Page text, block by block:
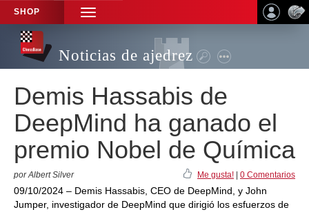
SHOP
TOGGLE
NAVIGATION
Noticias de ajedrez
Demis Hassabis de
DeepMind ha ganado el
premio Nobel de Química
por Albert Silver Me gusta! 0 Comentarios
09/10/2024 – Demis Hassabis, CEO de DeepMind, y John
Jumper, investigador de DeepMind que dirigió los esfuerzos de